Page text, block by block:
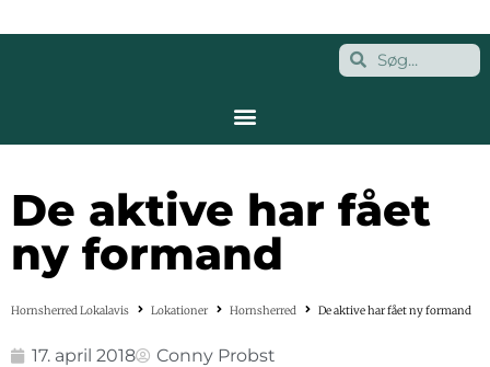
De aktive har fået
ny formand
Hornsherred Lokalavis Lokationer Hornsherred De aktive har fået ny formand
17. april 2018
Conny Probst